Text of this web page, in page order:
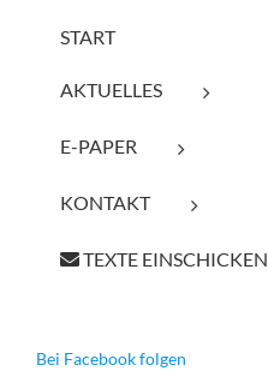
START
AKTUELLES
E-PAPER
KONTAKT
TEXTE EINSCHICKEN
Bei Facebook folgen